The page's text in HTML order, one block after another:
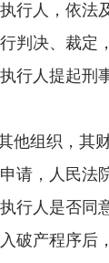
人，依法
判决、裁
行人提起
组织，其
请，人民法
行人是否
破产程序